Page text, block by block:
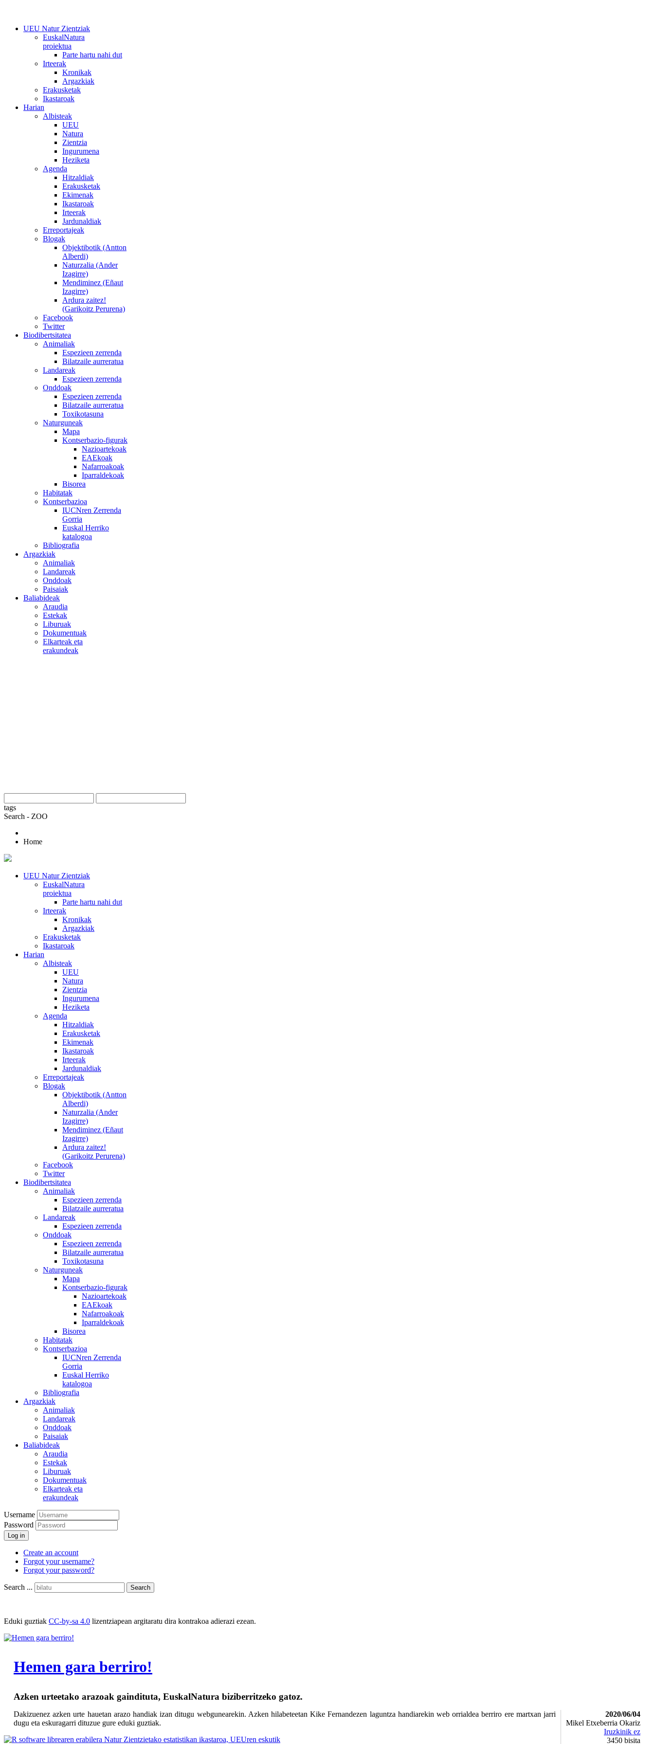
UEU Natur Zientziak
EuskalNatura
proiektua
Parte hartu nahi dut
Irteerak
Kronikak
Argazkiak
Erakusketak
Ikastaroak
Harian
Albisteak
UEU
Natura
Zientzia
Ingurumena
Heziketa
Agenda
Hitzaldiak
Erakusketak
Ekimenak
Ikastaroak
Irteerak
Jardunaldiak
Erreportajeak
Blogak
Objektibotik (Antton
Alberdi)
Naturzalia (Ander
Izagirre)
Mendiminez (Eñaut
Izagirre)
Ardura zaitez!
(Garikoitz Perurena)
Facebook
Twitter
Biodibertsitatea
Animaliak
Espezieen zerrenda
Bilatzaile aurreratua
Landareak
Espezieen zerrenda
Onddoak
Espezieen zerrenda
Bilatzaile aurreratua
Toxikotasuna
Naturguneak
Mapa
Kontserbazio-figurak
Nazioartekoak
EAEkoak
Nafarroakoak
Iparraldekoak
Bisorea
Habitatak
Kontserbazioa
IUCNren Zerrenda
Gorria
Euskal Herriko
katalogoa
Bibliografia
Argazkiak
Animaliak
Landareak
Onddoak
Paisaiak
Baliabideak
Araudia
Estekak
Liburuak
Dokumentuak
Elkarteak eta
erakundeak
tags
Search - ZOO
Home
UEU Natur Zientziak
EuskalNatura
proiektua
Parte hartu nahi dut
Irteerak
Kronikak
Argazkiak
Erakusketak
Ikastaroak
Harian
Albisteak
UEU
Natura
Zientzia
Ingurumena
Heziketa
Agenda
Hitzaldiak
Erakusketak
Ekimenak
Ikastaroak
Irteerak
Jardunaldiak
Erreportajeak
Blogak
Objektibotik (Antton
Alberdi)
Naturzalia (Ander
Izagirre)
Mendiminez (Eñaut
Izagirre)
Ardura zaitez!
(Garikoitz Perurena)
Facebook
Twitter
Biodibertsitatea
Animaliak
Espezieen zerrenda
Bilatzaile aurreratua
Landareak
Espezieen zerrenda
Onddoak
Espezieen zerrenda
Bilatzaile aurreratua
Toxikotasuna
Naturguneak
Mapa
Kontserbazio-figurak
Nazioartekoak
EAEkoak
Nafarroakoak
Iparraldekoak
Bisorea
Habitatak
Kontserbazioa
IUCNren Zerrenda
Gorria
Euskal Herriko
katalogoa
Bibliografia
Argazkiak
Animaliak
Landareak
Onddoak
Paisaiak
Baliabideak
Araudia
Estekak
Liburuak
Dokumentuak
Elkarteak eta
erakundeak
Username
Password
Log in
Create an account
Forgot your username?
Forgot your password?
Search ... Search
Eduki guztiak CC-by-sa 4.0 lizentziapean argitaratu dira kontrakoa adierazi ezean.
Hemen gara berriro!
Azken urteetako arazoak gaindituta, EuskalNatura biziberritzeko gatoz.
2020/06/04
Mikel Etxeberria Okariz
Iruzkinik ez
3450 bisita
Dakizuenez azken urte hauetan arazo handiak izan ditugu webgunearekin. Azken hilabeteetan Kike Fernandezen laguntza handiarekin web orrialdea berriro ere martxan jarri
dugu eta eskuragarri dituzue gure eduki guztiak.